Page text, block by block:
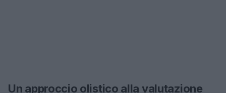
Un approccio olistico alla valutazione